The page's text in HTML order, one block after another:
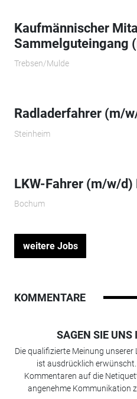
Kaufmännischer
Sammelguteingang
Trebsen/Mulde
Radladerfahrer (m/
Steinheim
LKW-Fahrer (m/w/d)
Bochum
weitere Jobs
KOMMENTARE
SAGEN SIE UNS
Die qualifizierte Meinung
ist ausdrücklich
Kommentaren auf die
angenehme Kommunikation